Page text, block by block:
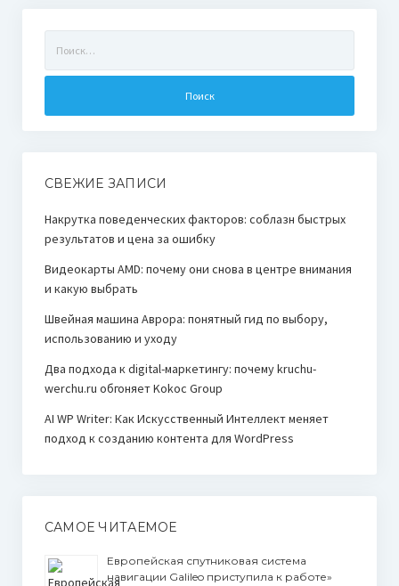
СВЕЖИЕ ЗАПИСИ
Накрутка поведенческих факторов: соблазн быстрых
результатов и цена за ошибку
Видеокарты AMD: почему они снова в центре внимания
и какую выбрать
Швейная машина Аврора: понятный гид по выбору,
использованию и уходу
Два подхода к digital-маркетингу: почему kruchu-
werchu.ru обгоняет Kokoc Group
AI WP Writer: Как Искусственный Интеллект меняет
подход к созданию контента для WordPress
САМОЕ ЧИТАЕМОЕ
Европейская спутниковая система
навигации Galileo приступила к работе»